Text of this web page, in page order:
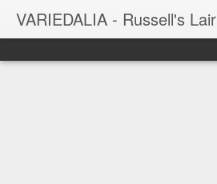
VARIEDALIA - Russell's Lair